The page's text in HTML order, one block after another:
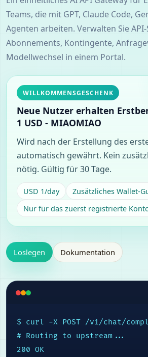
Teams, die mit GPT, Claude Code,
Agenten arbeiten. Verwalten Sie API-
Abonnements, Kontingente,
Modellwechsel in einem Portal.
WILLKOMMENSGESCHENK
Neue Nutzer erhalten
1 USD - MIAOMIAO
Wird nach der Erstellung des
automatisch gewährt. Kein
nötig. Gültig für 30 Tage.
USD 1/day
Zusätzliches Wallet-
Nur für das zuerst registrierte
Loslegen Dokumentation
$ curl -X POST /v1/chat/
# Routing to upstream...
200 OK